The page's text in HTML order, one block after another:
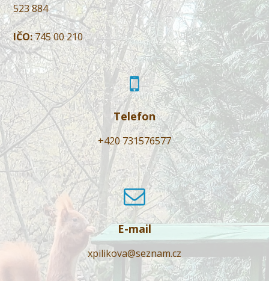
523 884
IČO:745 00 210
Telefon
+420 731576577
E-mail
xpilikova@seznam.cz